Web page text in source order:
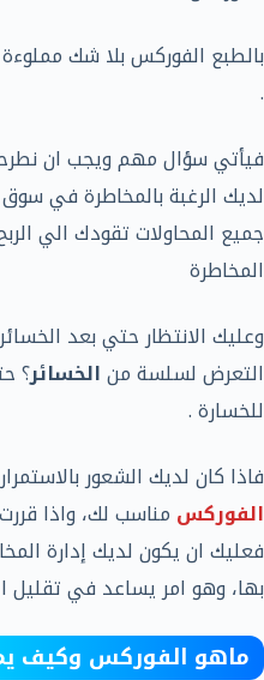
بالطبع الفوركس بلا شك مملوءة
.
فيأتي سؤال مهم ويجب ان
لديك الرغبة بالمخاطرة في سوق
جميع المحاولات تقودك الي
المخاطرة
وعليك الانتظار حتي بعد
التعرض لسلسة منالخسائر؟
للخسارة .
فاذا كان لديك الشعور
الفوركس مناسب لك، واذا
فعليك ان يكون لديك إدارة
بها، وهو امر يساعد في تقليل
ماهو الفوركس وكيف